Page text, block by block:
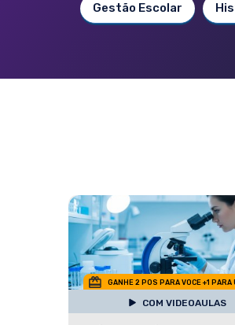
Gestão Escolar
GANHE 2 POS PARA VOCE +1 PARA
COM VIDEOAULAS